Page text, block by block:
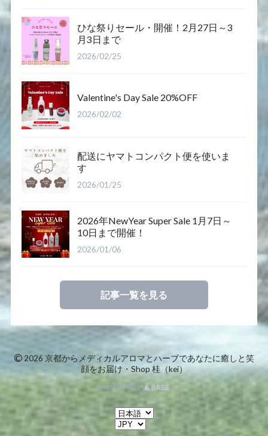
ひな祭りセール・開催！2月27日～3
月3日まで
2026/02/25
Valentine's Day Sale 20%OFF
2026/02/02
配送にヤマトコンパクト便を使いま
す
2026/01/25
2026年NewYear Super Sale 1月7日～
10日まで開催！
2026/01/06
記事一覧を見る
©2026 京都からメディカルアロマとハーブであなたに癒しと笑
顔をお届け・Shop 桂（kei）
powered by